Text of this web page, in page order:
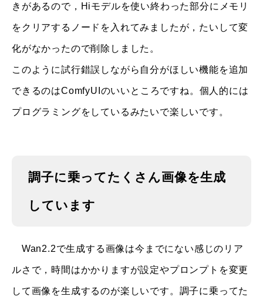
きがあるので，Hiモデルを使い終わった部分にメモリ
をクリアするノードを入れてみましたが，たいして変
化がなかったので削除しました。
このように試行錯誤しながら自分がほしい機能を追加
できるのはComfyUIのいいところですね。個人的には
プログラミングをしているみたいで楽しいです。
調子に乗ってたくさん画像を生成
しています
Wan2.2で生成する画像は今までにない感じのリア
ルさで，時間はかかりますが設定やプロンプトを変更
して画像を生成するのが楽しいです。調子に乗ってた